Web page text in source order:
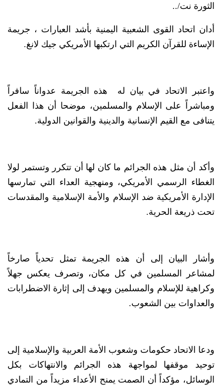
الثورة نت/..
أدان اتحاد القوى الشعبية اليمنية بأشد العبارات ، جريمة
الإساءة للقرآن الكريم التي ارتكبها الأمريكي جيك لانغ.
واعتبر الاتحاد في بيان له هذه الجريمة عدواناً سافراً
ومباشراً على الإسلام والمسلمين، موضحا أن هذا الفعل
يتنافى مع القيم الإنسانية والدينية والقوانين الدولية.
وأكد أن مثل هذه الجرائم ما كان لها أن تتكرر وتستمر لولا
الغطاء الرسمي الأمريكي، ومنهجية العداء التي تمارسها
الإدارة الأمريكية ضد الإسلام والأمة الإسلامية والمقدسات
تحت ذريعة الحرية.
وأشار البيان إلى أن هذه الجريمة تمثل تحدياً صارخاً
لمشاعر المسلمين في كل مكان، وتصرف يعكس جهلاً
وكراهية للإسلام والمسلمين ويهدف إلى إثارة الاضطرابات
والعداوات بين الشعوب.
ودعا الاتحاد حكومات وشعوب الأمة العربية والإسلامية إلى
توحيد موقفها لمواجهة هذه الجرائم والانتهاكات بكل
الوسائل، مؤكداً أن الصمت يمنح الأعداء مزيداً من التمادي